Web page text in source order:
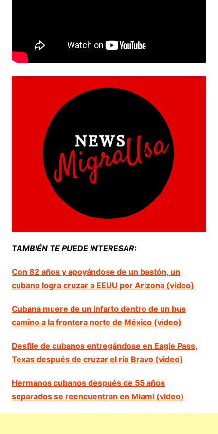
TAMBIÉN TE PUEDE INTERESAR:
Con 82 años y apoyándose de un bastón, un
cubano logra cruzar a EEUU por Arizona (video)
Cubana muere de un infarto dentro de un bus
camino a la frontera norte de México (video)
Desfile de cubanos entregándose en Eagle Pass,
Texas después de cruzar el río Bravo (video)
Hermanos cubanos después de 55 años
separados se reencuentran en Miami (video)